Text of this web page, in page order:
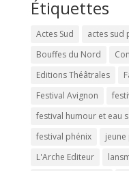
Étiquettes
Actes Sud actes sud
Bouffes du Nord
Editions Théâtrales
Festival Avignon
festival humour et eau
festival phénix
L'Arche Editeur